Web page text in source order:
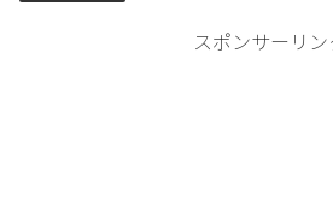
スポンサーリン